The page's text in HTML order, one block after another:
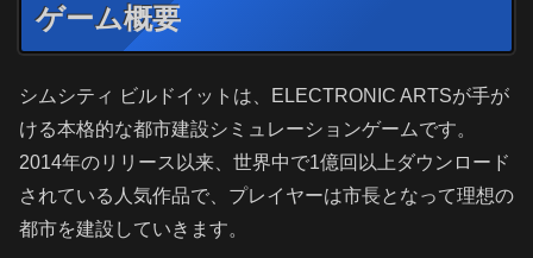
ゲーム概要
シムシティ ビルドイットは、ELECTRONIC ARTSが手が
ける本格的な都市建設シミュレーションゲームです。
2014年のリリース以来、世界中で1億回以上ダウンロード
されている人気作品で、プレイヤーは市長となって理想の
都市を建設していきます。